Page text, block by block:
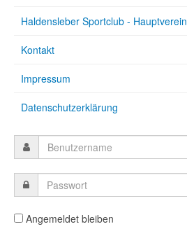
Haldensleber Sportclub - Hauptverein
Kontakt
Impressum
Datenschutzerklärung
Angemeldet bleiben